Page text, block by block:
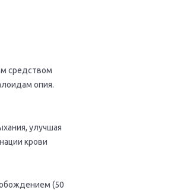
средством
опия.
улучшая
крови
(50